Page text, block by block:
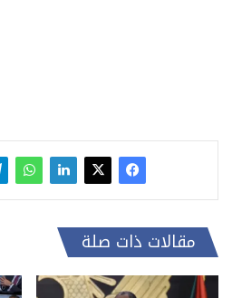
مقالات ذات صلة